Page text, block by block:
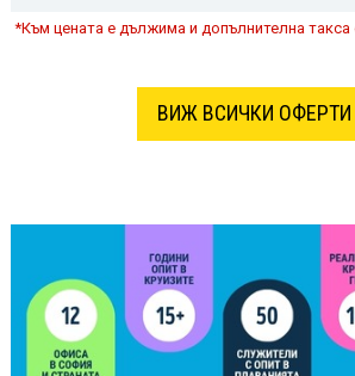
*Към цената е дължима и допълнителна
ВИЖ ВСИЧКИ ОФЕРТИ